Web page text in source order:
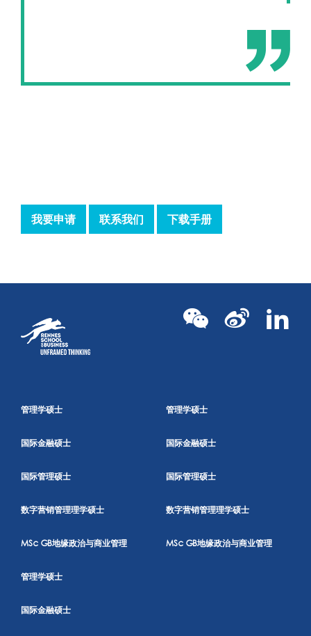
我要申请 联系我们 下载手册
管理学硕士
国际金融硕士
国际管理硕士
数字营销管理理学硕士
MSc GB地缘政治与商业管理
管理学硕士
国际金融硕士
国际管理硕士
数字营销管理理学硕士
MSc GB地缘政治与商业管理
管理学硕士
国际金融硕士